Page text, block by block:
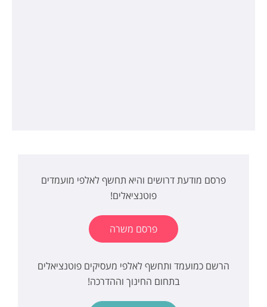
פרסם מודעת דרושים והיא תחשף לאלפי מועמדים
פוטנציאלים!
פרסם משרה
הרשם כמועמד ותחשף לאלפי מעסיקים פוטנציאלים
בתחום החינוך וההדרכה!